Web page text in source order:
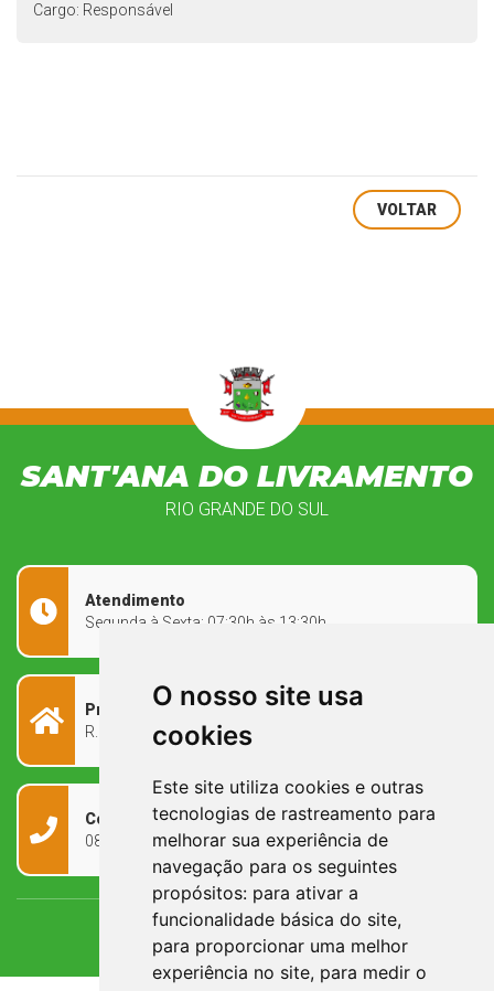
O nosso site usa
cookies
Este site utiliza cookies e outras
tecnologias de rastreamento para
melhorar sua experiência de
navegação para os seguintes
propósitos: para ativar a
funcionalidade básica do site,
para proporcionar uma melhor
experiência no site, para medir o
Cargo: Responsável
VOLTAR
SANT'ANA DO LIVRAMENTO
RIO GRANDE DO SUL
Atendimento
Segunda à Sexta: 07:30h às 13:30h
Prefeitura Municipal
R. Rivadávia Corrêa, 858 - Centro - RS, 97573-010
Contato
0800 090 2050